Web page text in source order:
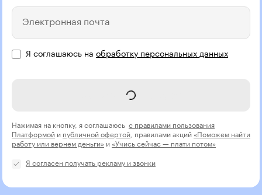
Электронная почта
Я соглашаюсь на обработку персональных данных
Записаться на курс
Нажимая на кнопку, я соглашаюсь с правилами пользования
Платформой и публичной офертой, правилами акций «Поможем найти
работу или вернем деньги» и «Учись сейчас — плати потом»
Я согласен получать рекламу и звонки